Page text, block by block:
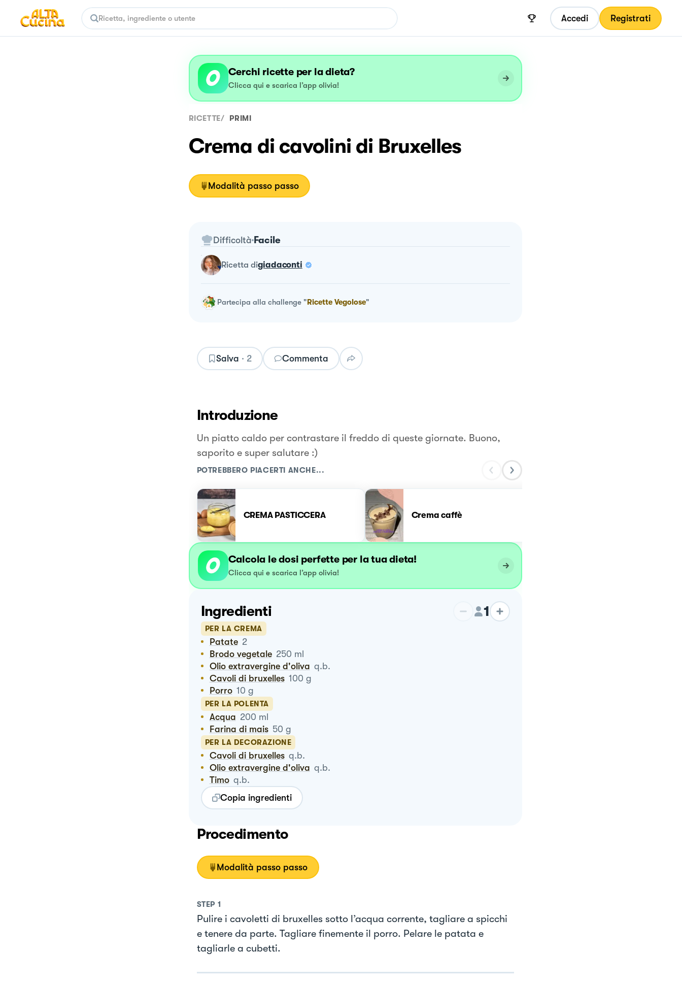
Accedi Registrati
Cerchi ricette per la dieta?
Clicca qui e scarica l’app olivia!
RICETTE/ PRIMI
Crema di cavolini di Bruxelles
Modalità passo passo
Difficoltà Facile
ricetta digiadaconti
Partecipa alla challenge"Ricette Vegolose"
Salva · 2 Commenta
Introduzione
Un piatto caldo per contrastare il freddo di queste giornate. Buono,
saporito e super salutare :)
POTREBBERO PIACERTI ANCHE...
CREMA PASTICCERA Crema caffè
Calcola le dosi perfette per la tua dieta!
Clicca qui e scarica l’app olivia!
Ingredienti 1
PER LA CREMA
Patate 2
Brodo vegetale 250 ml
Olio extravergine d'oliva q.b.
Cavoli di bruxelles 100 g
Porro 10 g
PER LA POLENTA
Acqua 200 ml
Farina di mais 50 g
PER LA DECORAZIONE
Cavoli di bruxelles q.b.
Olio extravergine d'oliva q.b.
Timo q.b.
Copia ingredienti
Procedimento
Modalità passo passo
STEP 1
Pulire i cavoletti di bruxelles sotto l’acqua corrente, tagliare a spicchi
e tenere da parte. Tagliare finemente il porro. Pelare le patata e
tagliarle a cubetti.